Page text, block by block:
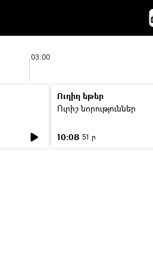
03:00
Ուղիղ եթեր
Ուրիշ նորություններ
10:08 51 ր